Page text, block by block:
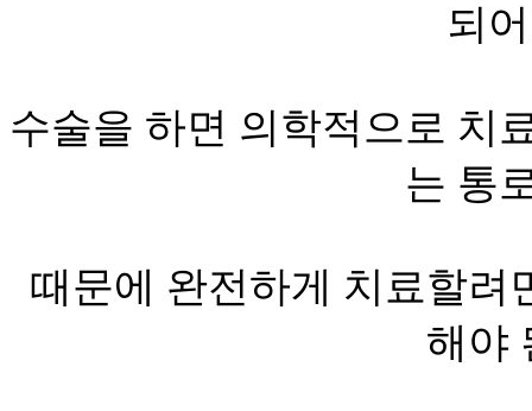
되
수술을 하면 의학적으로 치
는 통
때문에 완전하게 치료할려
해야